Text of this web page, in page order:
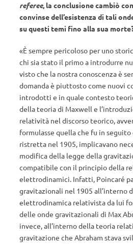
referee, la conclusione cambiò
convinse dell’esistenza di tali
su questi temi fino alla sua
«È sempre pericoloso per uno
chi sia stato il primo a introdurre
visto che la nostra conoscenza è
domanda è piuttosto come nuovi
introdotti e in quale contesto
della teoria di Maxwell e
relatività nel discorso teorico,
formulasse quella che fu in
ristretta nel 1905, implicavano
modifica della legge della
compatibile con il principio della
elettrodinamici. Infatti, Poincaré
gravitazionali nel 1905 all’interno
elettrodinamica relativista da lui
delle onde gravitazionali di Max
invece, all’interno della teoria
gravitazione che Abraham stava